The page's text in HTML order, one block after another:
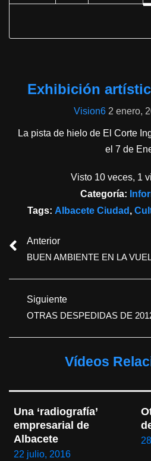
Exhibición
Vision6 2 enero,
La pista de hielo de El Corte
el 7 de
Visto 10 veces, 1
Categoría:
Tags: Albacete Ciudad ,
Anterior
BUEN AMBIENTE EN LA
Siguiente
OTRAS DESPEDIDAS DE
Vídeos
Una ‘radiografía’
empresarial de
Albacete
22 julio, 2016